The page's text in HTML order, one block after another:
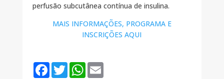
perfusão subcutânea contínua de insulina.
MAIS INFORMAÇÕES, PROGRAMA E
INSCRIÇÕES AQUI
F
T
w
W
E